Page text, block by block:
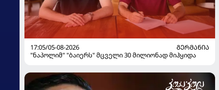
17:05/05-08-2026
ᲒᲔᲠᲛᲐᲜᲘᲐ
"ნაპოლიმ" "ბაიერს" მცველი 30 მილიონად მიჰყიდა